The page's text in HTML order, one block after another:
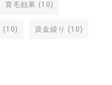
育毛効果 (10)
(10) 資金繰り (10)